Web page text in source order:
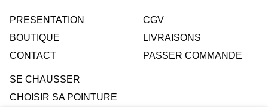
PRESENTATION
BOUTIQUE
CONTACT
CGV
LIVRAISONS
PASSER COMMANDE
SE CHAUSSER
CHOISIR SA POINTURE